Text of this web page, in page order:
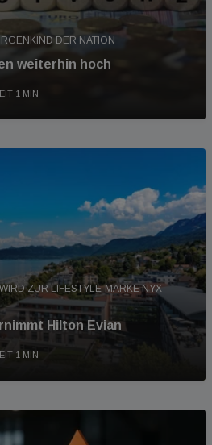
DER NATION
weiterhin hoch
1 MIN
ZUR LIFESTYLE-MARKE NYX
Hilton Evian
1 MIN